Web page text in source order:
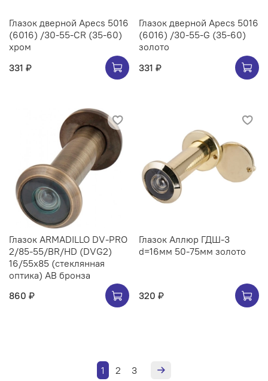
Глазок дверной Apecs 5016
(6016) /30-55-CR (35-60)
хром
331 ₽
Глазок дверной Apecs 5016
(6016) /30-55-G (35-60)
золото
331 ₽
Глазок ARMADILLO DV-PRO
2/85-55/BR/HD (DVG2)
16/55x85 (стеклянная
оптика) AB бронза
860 ₽
Глазок Аллюр ГДШ-3
d=16мм 50-75мм золото
320 ₽
1 2 3